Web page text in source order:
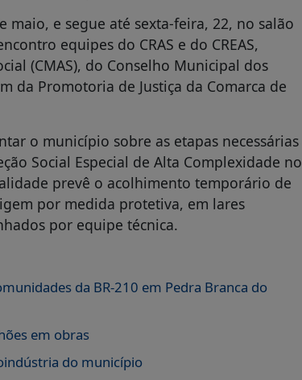
e segue até sexta-feira, 22, no salão
equipes do CRAS e do CREAS,
(CMAS), do Conselho Municipal dos
da Promotoria de Justiça da Comarca de
o município sobre as etapas necessárias
Social Especial de Alta Complexidade no
prevê o acolhimento temporário de
por medida protetiva, em lares
por equipe técnica.
da BR-210 em Pedra Branca do
em obras
do município